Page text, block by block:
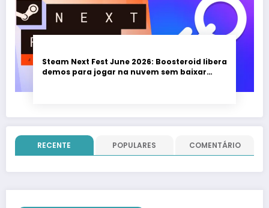
Steam Next Fest June 2026: Boosteroid libera
demos para jogar na nuvem sem baixar
RECENTE POPULARES COMENTÁRIO